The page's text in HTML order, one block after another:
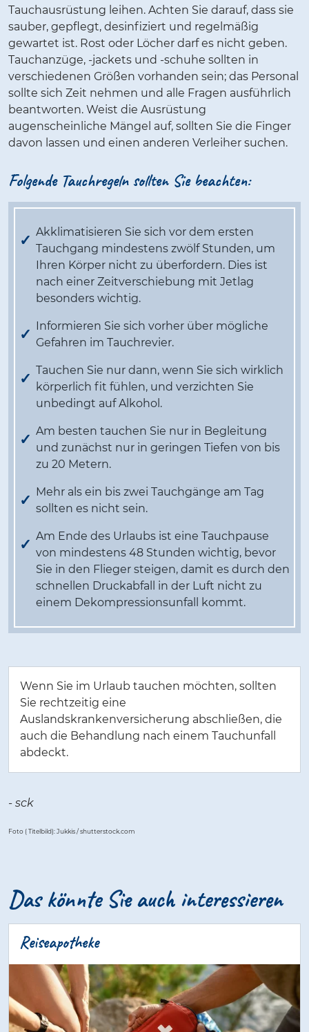
Tauchausrüstung leihen. Achten Sie darauf, dass sie
sauber, gepflegt, desinfiziert und regelmäßig
gewartet ist. Rost oder Löcher darf es nicht geben.
Tauchanzüge, -jackets und -schuhe sollten in
verschiedenen Größen vorhanden sein; das Personal
sollte sich Zeit nehmen und alle Fragen ausführlich
beantworten. Weist die Ausrüstung
augenscheinliche Mängel auf, sollten Sie die Finger
davon lassen und einen anderen Verleiher suchen.
Folgende Tauchregeln sollten Sie beachten:
Akklimatisieren Sie sich vor dem ersten
Tauchgang mindestens zwölf Stunden, um
Ihren Körper nicht zu überfordern. Dies ist
nach einer Zeitverschiebung mit Jetlag
besonders wichtig.
Informieren Sie sich vorher über mögliche
Gefahren im Tauchrevier.
Tauchen Sie nur dann, wenn Sie sich wirklich
körperlich fit fühlen, und verzichten Sie
unbedingt auf Alkohol.
Am besten tauchen Sie nur in Begleitung
und zunächst nur in geringen Tiefen von bis
zu 20 Metern.
Mehr als ein bis zwei Tauchgänge am Tag
sollten es nicht sein.
Am Ende des Urlaubs ist eine Tauchpause
von mindestens 48 Stunden wichtig, bevor
Sie in den Flieger steigen, damit es durch den
schnellen Druckabfall in der Luft nicht zu
einem Dekompressionsunfall kommt.
Wenn Sie im Urlaub tauchen möchten, sollten
Sie rechtzeitig eine
Auslandskrankenversicherung abschließen, die
auch die Behandlung nach einem Tauchunfall
abdeckt.
- sck
Foto ( Titelbild): Jukkis / shutterstock.com
Das kön­n­­­te Sie auch in­­­­­ter­es­­­sie­­­ren
Reiseapotheke